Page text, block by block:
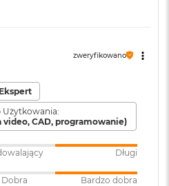
działanie.
POKOCHA I MACA– Mac świetnie
coś na iPhonie i wkleić to
Macu połączenie FaceTime i
apkę Wiadomości
zweryfikowano
Ekspert
Użytkowania:
video, CAD, programowanie)
Długi
Dobra
Bardzo dobra